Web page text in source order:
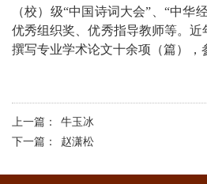
（校）级“中国诗词大会”、“中华
优秀组织奖、优秀指导教师等。近
撰写专业学术论文十余项（篇），
上一篇： 牛玉冰
下一篇：
赵潇松